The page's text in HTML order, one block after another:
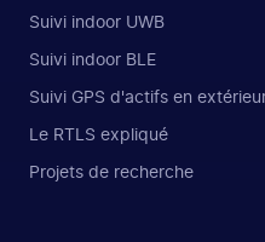
Suivi indoor UWB
Suivi indoor BLE
Suivi GPS d'actifs en
Le RTLS expliqué
Projets de recherche